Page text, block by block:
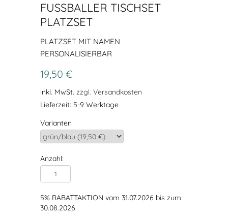
FUSSBALLER TISCHSET P
LATZSET
PLATZSET MIT NAMEN
PERSONALISIERBAR
19,50 €
inkl. MwSt. zzgl. Versandkosten
Lieferzeit: 5-9 Werktage
Varianten
Anzahl:
5% RABATTAKTION vom 31.07.2026 bis zum
30.08.2026